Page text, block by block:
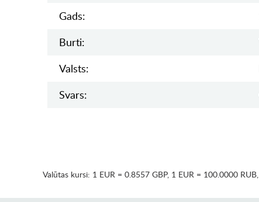
Gads:
Burti:
Valsts:
Svars:
Valūtas kursi: 1 EUR = 0.8557 GBP, 1 EUR = 100.0000 RUB,